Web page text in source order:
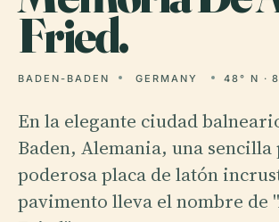
Fried.
BADEN-BADEN GERMANY 48° N ·
En la elegante ciudad
Baden, Alemania, una sencilla
poderosa placa de latón
pavimento lleva el nombre de